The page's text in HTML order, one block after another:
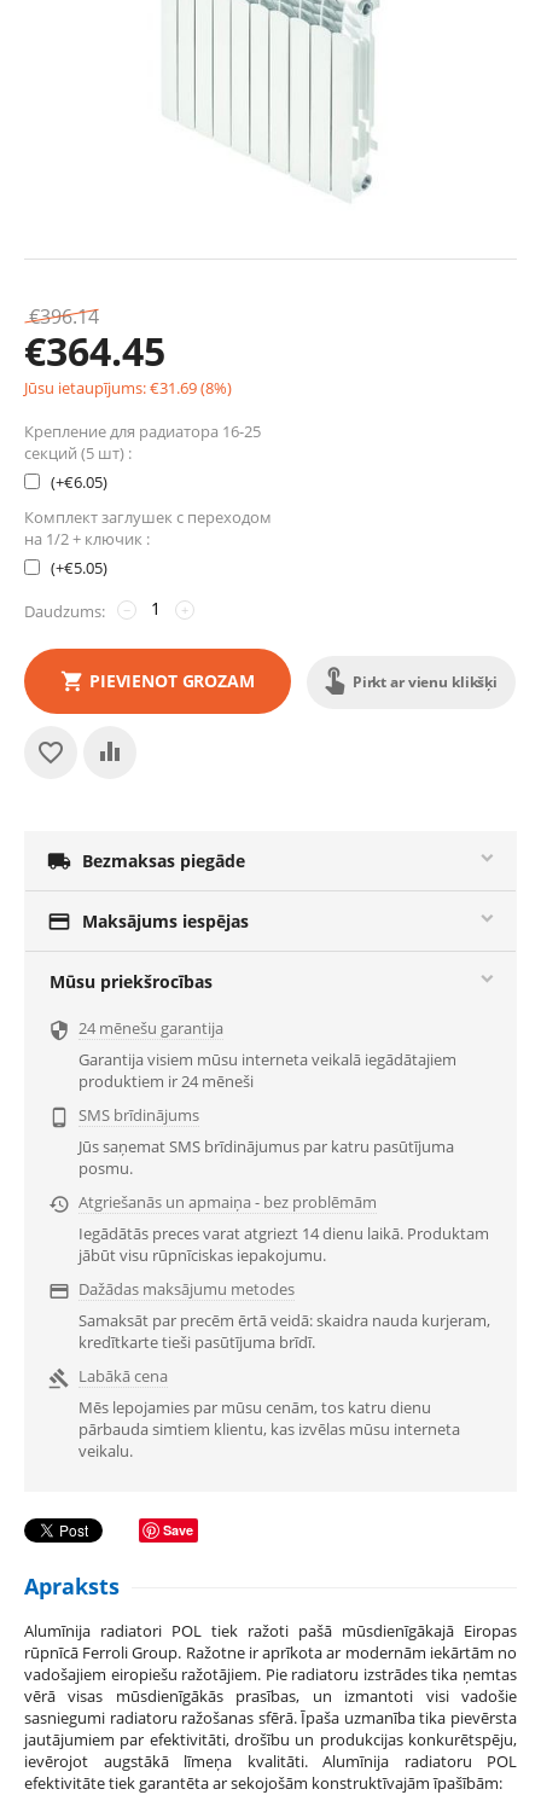
€396.14
€364.45
Jūsu ietaupījums:€31.69(8%)
Крепление для радиатора 16-25
секций (5 шт) :
(+€6.05)
Комплект заглушек с переходом
на 1/2 + ключик :
(+€5.05)
Daudzums:
+
−
PIEVIENOT GROZAM Pirkt ar vienu klikšķi
 Bezmaksas piegāde
 Maksājums iespējas
Mūsu priekšrocības
 24 mēnešu garantija
Garantija visiem mūsu interneta veikalā iegādātajiem
produktiem ir 24 mēneši

SMS brīdinājums
Jūs saņemat SMS brīdinājumus par katru pasūtījuma
posmu.
 Atgriešanās un apmaiņa - bez problēmām
Iegādātās preces varat atgriezt 14 dienu laikā. Produktam
jābūt visu rūpnīciskas iepakojumu.
 Dažādas maksājumu metodes
Samaksāt par precēm ērtā veidā: skaidra nauda kurjeram,
kredītkarte tieši pasūtījuma brīdī.

Labākā cena
Mēs lepojamies par mūsu cenām, tos katru dienu
pārbauda simtiem klientu, kas izvēlas mūsu interneta
veikalu.
Save
Apraksts
Alumīnija radiatori POL tiek ražoti pašā mūsdienīgākajā Eiropas
rūpnīcā Ferroli Group. Ražotne ir aprīkota ar modernām iekārtām no
vadošajiem eiropiešu ražotājiem. Pie radiatoru izstrādes tika ņemtas
vērā visas mūsdienīgākās prasības, un izmantoti visi vadošie
sasniegumi radiatoru ražošanas sfērā. Īpaša uzmanība tika pievērsta
jautājumiem par efektivitāti, drošību un produkcijas konkurētspēju,
ievērojot augstākā līmeņa kvalitāti. Alumīnija radiatoru POL
efektivitāte tiek garantēta ar sekojošām konstruktīvajām īpašībām: